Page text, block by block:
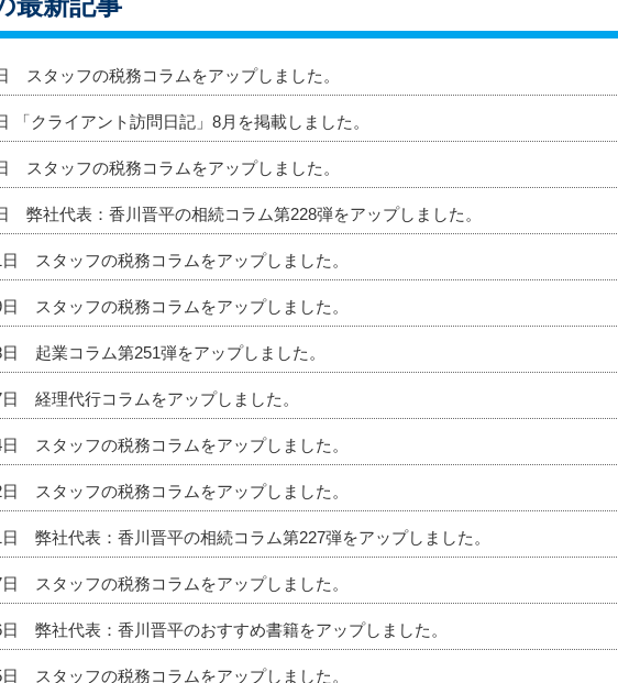
スタッフの税務コラムをアップしました。
「クライアント訪問日記」8月を掲載しました。
スタッフの税務コラムをアップしました。
弊社代表：香川晋平の相続コラム第228弾をアップしました。
日 スタッフの税務コラムをアップしました。
日 スタッフの税務コラムをアップしました。
日 起業コラム第251弾をアップしました。
日 経理代行コラムをアップしました。
日 スタッフの税務コラムをアップしました。
日 スタッフの税務コラムをアップしました。
日 弊社代表：香川晋平の相続コラム第227弾をアップしました。
日 スタッフの税務コラムをアップしました。
日 弊社代表：香川晋平のおすすめ書籍をアップしました。
日 スタッフの税務コラムをアップしました。